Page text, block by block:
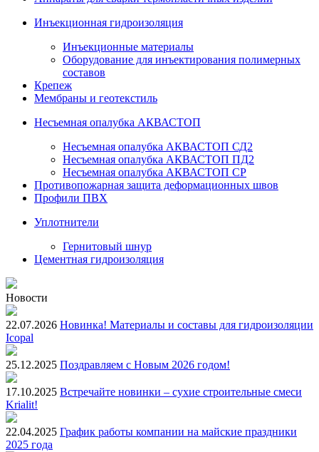
Инъекционная гидроизоляция
Инъекционные материалы
Оборудование для инъектирования полимерных
составов
Крепеж
Мембраны и геотекстиль
Несъемная опалубка АКВАСТОП
Несъемная опалубка АКВАСТОП СД2
Несъемная опалубка АКВАСТОП ПД2
Несъемная опалубка АКВАСТОП СР
Противопожарная защита деформационных швов
Профили ПВХ
Уплотнители
Гернитовый шнур
Цементная гидроизоляция
Новости
22.07.2026 Новинка! Материалы и составы для гидроизоляции
Icopal
25.12.2025 Поздравляем с Новым 2026 годом!
17.10.2025 Встречайте новинки – сухие строительные смеси
Krialit!
22.04.2025 График работы компании на майские праздники
2025 года